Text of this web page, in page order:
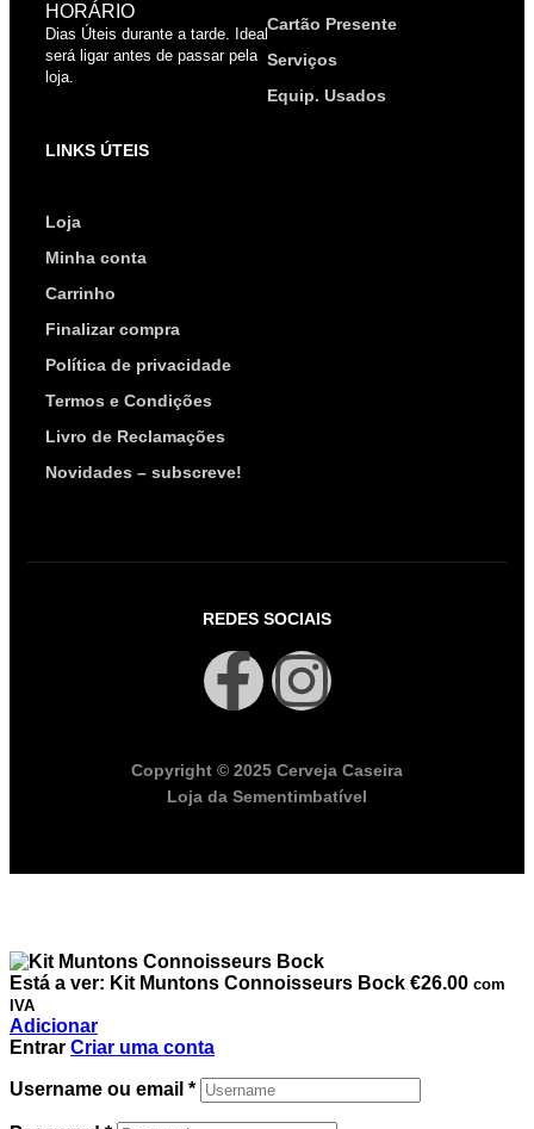
HORÁRIO
Dias Úteis durante a tarde. Ideal
será ligar antes de passar pela
loja.
Cartão Presente
Serviços
Equip. Usados
LINKS ÚTEIS
Loja
Minha conta
Carrinho
Finalizar compra
Política de privacidade
Termos e Condições
Livro de Reclamações
Novidades – subscreve!
REDES SOCIAIS
Copyright © 2025 Cerveja Caseira
Loja da Sementimbatível
Está a ver: Kit Muntons Connoisseurs Bock €26.00 com
IVA
Adicionar
Entrar Criar uma conta
Username ou email *